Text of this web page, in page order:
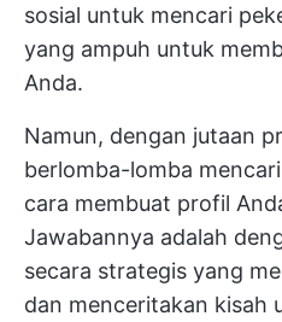
sosial untuk mencari
yang ampuh untuk
Anda.
Namun, dengan jutaan
berlomba-lomba
cara membuat profil
Jawabannya adalah
secara strategis yang
dan menceritakan kisah